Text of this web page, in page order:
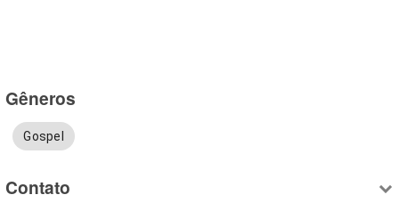
Gêneros
Gospel
Contato